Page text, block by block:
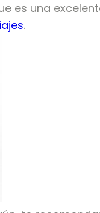
es una
.